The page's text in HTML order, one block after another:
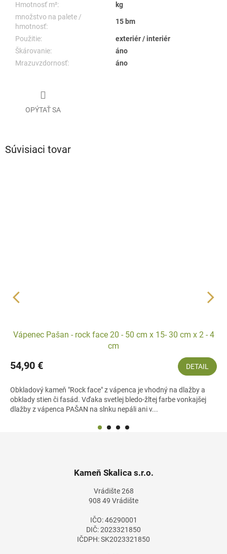
Hmotnosť m²:
kg
množstvo na palete /
hmotnosť:
15 bm
Použitie:
exteriér / interiér
Škárovanie:
áno
Mrazuvzdornosť:
áno
OPÝTAŤ SA
Súvisiaci tovar
Vápenec Pašan - rock face 20 - 50 cm x 15- 30 cm x 2 - 4
cm
54,90 € DETAIL
Obkladový kameň "Rock face" z vápenca je vhodný na dlažby a
obklady stien či fasád. Vďaka svetlej bledo-žltej farbe vonkajšej
dlažby z vápenca PAŠAN na slnku nepáli ani v...
Kameň Skalica s.r.o.
Vrádište 268
908 49 Vrádište
IČO: 46290001
DIČ: 2023321850
IČDPH: SK2023321850